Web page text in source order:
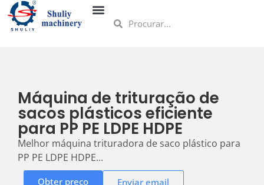
Máquina de trituração de
sacos plásticos eficiente
para PP PE LDPE HDPE
Melhor máquina trituradora de saco plástico para
PP PE LDPE HDPE...
Obter preço Enviar email